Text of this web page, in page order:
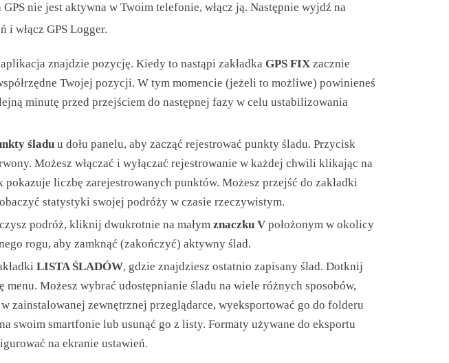
nie jest aktywna w Twoim telefonie, włącz ją. Następnie wyjdź na
i włącz GPS Logger.
znajdzie pozycję. Kiedy to nastąpi zakładka GPS FIXzacznie
Twojej pozycji. W tym momencie (jeżeli to możliwe) powinieneś
minutę przed przejściem do następnej fazy w celu ustabilizowania
śladuu dołu panelu, aby zacząć rejestrować punkty śladu. Przycisk
Możesz włączać i wyłączać rejestrowanie w każdej chwili klikając na
pokazuje liczbę zarejestrowanych punktów. Możesz przejść do zakładki
statystyki swojej podróży w czasie rzeczywistym.
podróż, kliknij dwukrotnie na małym znaczku Vpołożonym w okolicy
rogu, aby zamknąć (zakończyć) aktywny ślad.
LISTA ŚLADÓW, gdzie znajdziesz ostatnio zapisany ślad. Dotknij
menu. Możesz wybrać udostępnianie śladu na wiele różnych sposobów,
zainstalowanej zewnętrznej przeglądarce, wyeksportować go do folderu
swoim smartfonie lub usunąć go z listy. Formaty używane do eksportu
na ekranie ustawień.